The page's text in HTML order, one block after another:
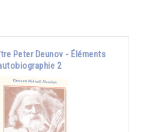
Peter Deunov - Éléments
2